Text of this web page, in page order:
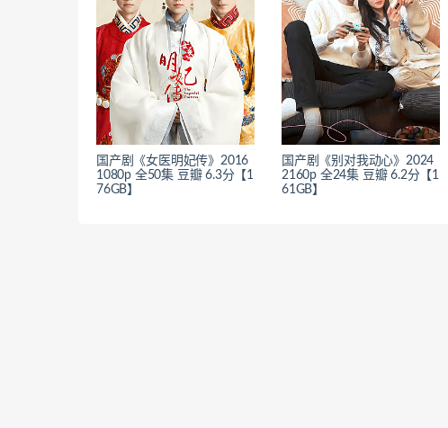
国产剧《女医明妃传》2016
1080p 全50集 豆瓣 6.3分【1
76GB】
国产剧《别对我动心》2024
2160p 全24集 豆瓣 6.2分【1
61GB】